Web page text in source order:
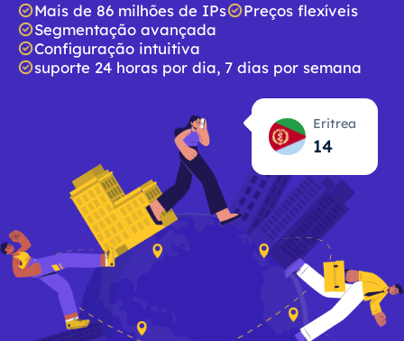
Mais de 86 milhões de IPs
Preços flexíveis
Segmentação avançada
Configuração intuitiva
suporte 24 horas por dia, 7 dias por semana
Eritrea
14